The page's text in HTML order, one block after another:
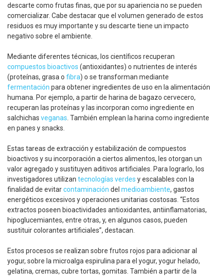
descarte como frutas finas, que por su apariencia no se pueden
comercializar. Cabe destacar que el volumen generado de estos
residuos es muy importante y su descarte tiene un impacto
negativo sobre el ambiente.
Mediante diferentes técnicas, los científicos recuperan
compuestos bioactivos (antioxidantes) o nutrientes de interés
(proteínas, grasa o fibra) o se transforman mediante
fermentación para obtener ingredientes de uso en la alimentación
humana. Por ejemplo, a partir de harina de bagazo cervecero,
recuperan las proteínas y las incorporan como ingrediente en
salchichas veganas . También emplean la harina como ingrediente
en panes y snacks.
Estas tareas de extracción y estabilización de compuestos
bioactivos y su incorporación a ciertos alimentos, les otorgan un
valor agregado y sustituyen aditivos artificiales. Para lograrlo, los
investigadores utilizan tecnologías verdes y escalables con la
finalidad de evitarcontaminación del medioambiente, gastos
energéticos excesivos y operaciones unitarias costosas. “Estos
extractos poseen bioactividades antioxidantes, antiinflamatorias,
hipoglucemiantes, entre otras, y, en algunos casos, pueden
sustituir colorantes artificiales”, destacan.
Estos procesos se realizan sobre frutos rojos para adicionar al
yogur, sobre la microalga espirulina para el yogur, yogur helado,
gelatina, cremas, cubre tortas, gomitas. También a partir de la